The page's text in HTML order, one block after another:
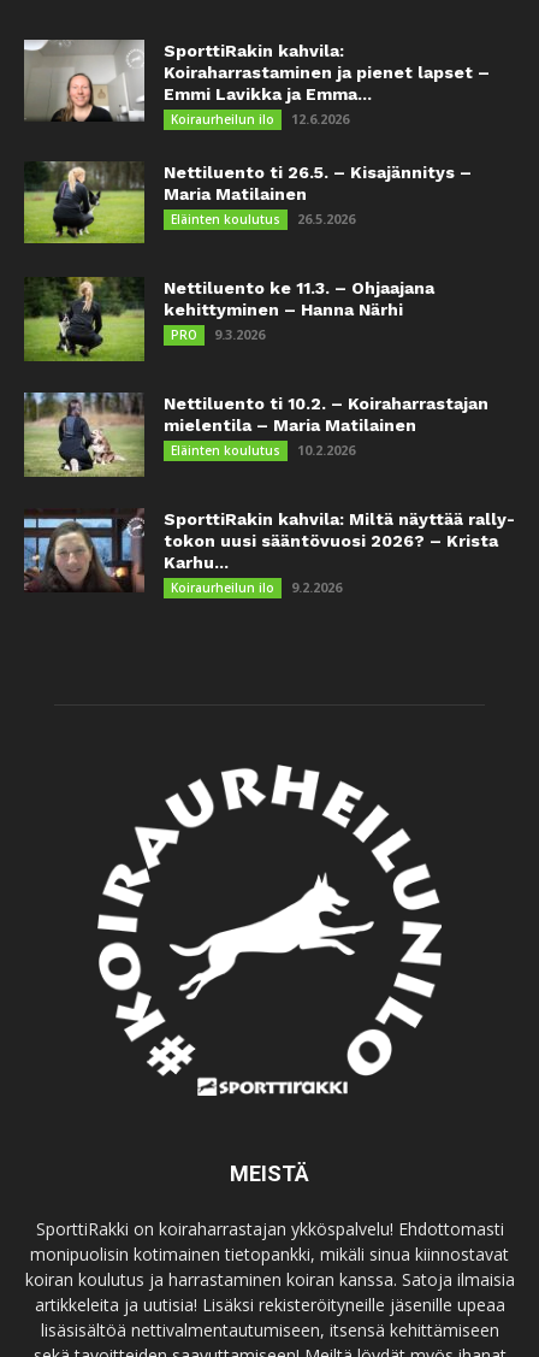
SporttiRakin kahvila:
Koiraharrastaminen ja pienet lapset –
Emmi Lavikka ja Emma...
Koiraurheilun ilo 12.6.2026
Nettiluento ti 26.5. – Kisajännitys –
Maria Matilainen
Eläinten koulutus 26.5.2026
Nettiluento ke 11.3. – Ohjaajana
kehittyminen – Hanna Närhi
PRO 9.3.2026
Nettiluento ti 10.2. – Koiraharrastajan
mielentila – Maria Matilainen
Eläinten koulutus 10.2.2026
SporttiRakin kahvila: Miltä näyttää rally-
tokon uusi sääntövuosi 2026? – Krista
Karhu...
Koiraurheilun ilo 9.2.2026
MEISTÄ
SporttiRakki on koiraharrastajan ykköspalvelu! Ehdottomasti
monipuolisin kotimainen tietopankki, mikäli sinua kiinnostavat
koiran koulutus ja harrastaminen koiran kanssa. Satoja ilmaisia
artikkeleita ja uutisia! Lisäksi rekisteröityneille jäsenille upeaa
lisäsisältöä nettivalmentautumiseen, itsensä kehittämiseen